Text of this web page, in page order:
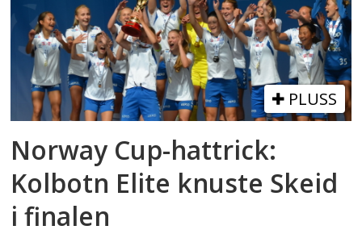
PLUSS
Norway Cup-hattrick:
Kolbotn Elite knuste Skeid
i finalen